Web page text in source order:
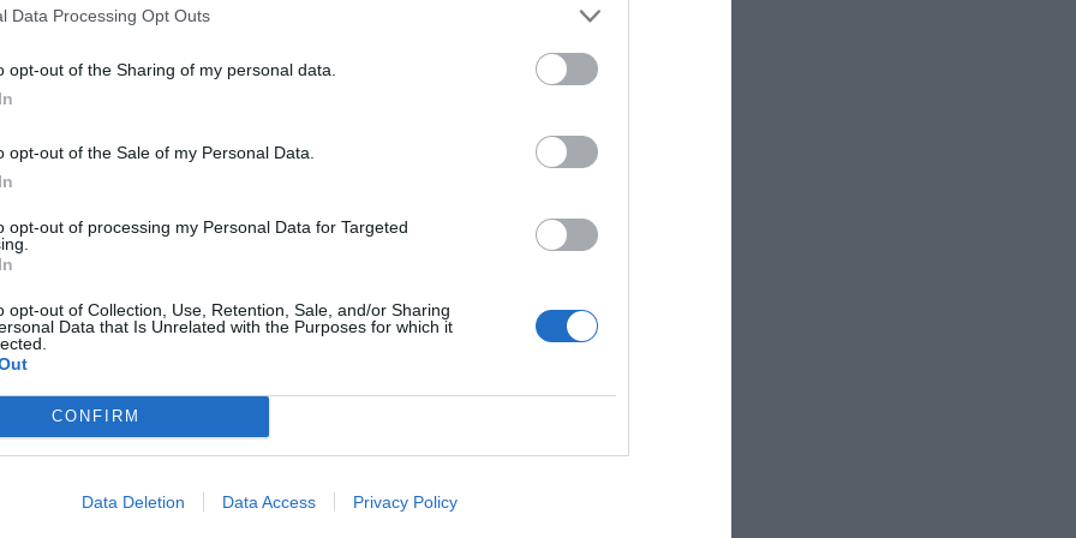
Data Processing Opt Outs
opt-out of the Sharing of my personal data.
opt-out of the Sale of my Personal Data.
opt-out of processing my Personal Data for Targeted
opt-out of Collection, Use, Retention, Sale, and/or Sharing
Data that Is Unrelated with the Purposes for which it
CONFIRM
Data Deletion Data Access Privacy Policy
preferida de Google
de actualidad.
Cristóbal López de la Manzanara
humano: seguridad y trazabilidad